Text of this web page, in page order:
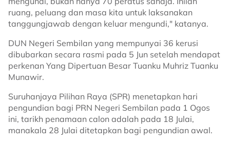
ruang, peluang dan masa kita untuk laksanakan
tanggungjawab dengan keluar mengundi," katanya.
DUN Negeri Sembilan yang mempunyai 36 kerusi
dibubarkan secara rasmi pada 5 Jun setelah mendapat
perkenan Yang Dipertuan Besar Tuanku Muhriz Tuanku
Munawir.
Suruhanjaya Pilihan Raya (SPR) menetapkan hari
pengundian bagi PRN Negeri Sembilan pada 1 Ogos
ini, tarikh penamaan calon adalah pada 18 Julai,
manakala 28 Julai ditetapkan bagi pengundian awal.